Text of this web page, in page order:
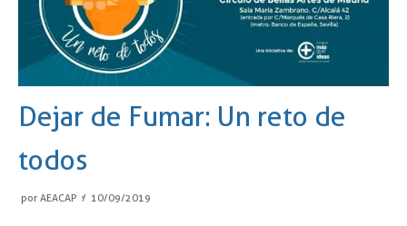
Dejar de Fumar: Un reto de
todos
por AEACAP 10/09/2019